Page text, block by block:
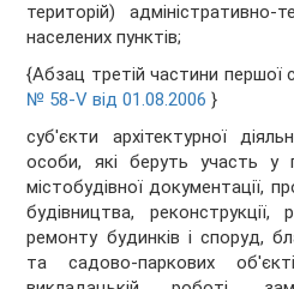
територій) адміністративно-
населених пунктів;
{Абзац третій частини першої
№ 58-V від 01.08.2006 }
суб'єкти архітектурної
особи, які беруть участь у
містобудівної документації,
будівництва, реконструкції,
ремонту будинків і споруд,
та садово-паркових